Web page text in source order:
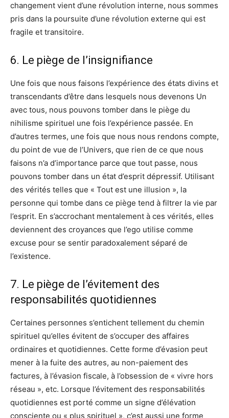
changement vient d’une révolution interne, nous sommes
pris dans la poursuite d’une révolution externe qui est
fragile et transitoire.
6. Le piège de l’insignifiance
Une fois que nous faisons l’expérience des états divins et
transcendants d’être dans lesquels nous devenons Un
avec tous, nous pouvons tomber dans le piège du
nihilisme spirituel une fois l’expérience passée. En
d’autres termes, une fois que nous nous rendons compte,
du point de vue de l’Univers, que rien de ce que nous
faisons n’a d’importance parce que tout passe, nous
pouvons tomber dans un état d’esprit dépressif. Utilisant
des vérités telles que « Tout est une illusion », la
personne qui tombe dans ce piège tend à filtrer la vie par
l’esprit. En s’accrochant mentalement à ces vérités, elles
deviennent des croyances que l’ego utilise comme
excuse pour se sentir paradoxalement séparé de
l’existence.
7. Le piège de l’évitement des
responsabilités quotidiennes
Certaines personnes s’entichent tellement du chemin
spirituel qu’elles évitent de s’occuper des affaires
ordinaires et quotidiennes. Cette forme d’évasion peut
mener à la fuite des autres, au non-paiement des
factures, à l’évasion fiscale, à l’obsession de « vivre hors
réseau », etc. Lorsque l’évitement des responsabilités
quotidiennes est porté comme un signe d’élévation
consciente ou « plus spirituel », c’est aussi une forme